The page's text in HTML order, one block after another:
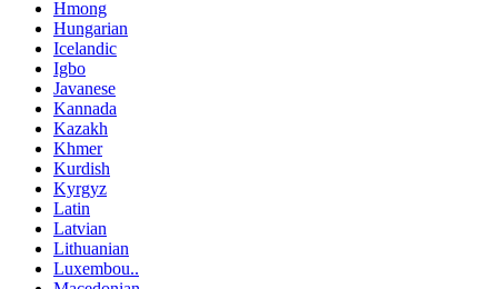
Hmong
Hungarian
Icelandic
Igbo
Javanese
Kannada
Kazakh
Khmer
Kurdish
Kyrgyz
Latin
Latvian
Lithuanian
Luxembou..